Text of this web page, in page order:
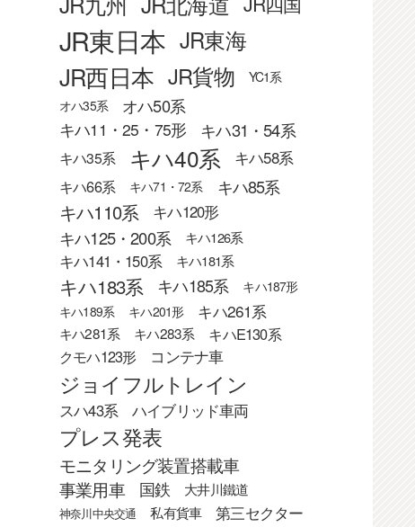
JR東日本 JR東海
JR西日本 JR貨物
YC1系
オハ35系
オハ50系
キハ11・25・75形 キハ31・54系
キハ35系 キハ40系
キハ58系
キハ66系
キハ71・72系 キハ85系
キハ110系 キハ120形
キハ125・200系 キハ126系
キハ141・150系 キハ181系
キハ183系 キハ185系
キハ187形
キハ189系
キハ201形 キハ261系
キハ281系 キハ283系
キハE130系
クモハ123形
コンテナ車
ジョイフルトレイン
スハ43系 ハイブリッド車両
プレス発表
モニタリング装置搭載車
事業用車 国鉄 大井川鐵道
神奈川中央交通 私有貨車
第三セクター